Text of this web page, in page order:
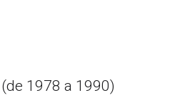
1978 a 1990)